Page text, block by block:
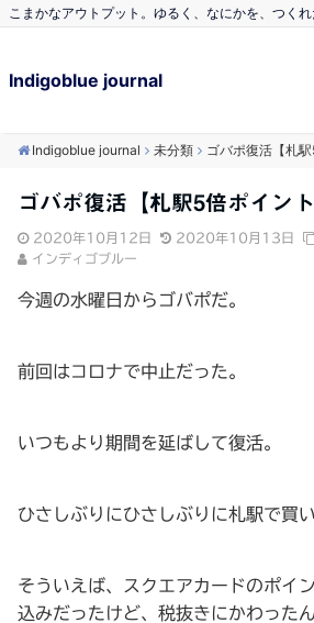
こまかなアウトプット。ゆるく、なにかを、つくれ
Indigoblue journal
Indigoblue journal 未分類 ゴバポ復活【札駅
ゴバポ復活【札駅5倍ポイント
2020年10月12日 2020年10月13日
インディゴブルー
今週の水曜日からゴバポだ。
前回はコロナで中止だった。
いつもより期間を延ばして復活。
ひさしぶりにひさしぶりに札駅で買
そういえば、スクエアカードのポイ
込みだったけど、税抜きにかわったん